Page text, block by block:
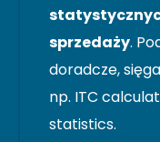
sprzedaży.
doradcze,
np. ITC
statistics.